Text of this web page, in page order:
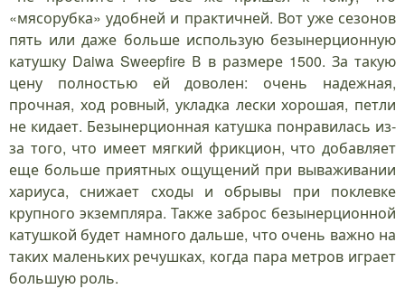
«мясорубка» удобней и практичней. Вот уже сезонов
пять или даже больше использую безынерционную
катушку Daiwa Sweepfire В в размере 1500. За такую
цену полностью ей доволен: очень надежная,
прочная, ход ровный, укладка лески хорошая, петли
не кидает. Безынерционная катушка понравилась из-
за того, что имеет мягкий фрикцион, что добавляет
еще больше приятных ощущений при вываживании
хариуса, снижает сходы и обрывы при поклевке
крупного экземпляра. Также заброс безынерционной
катушкой будет намного дальше, что очень важно на
таких маленьких речушках, когда пара метров играет
большую роль.